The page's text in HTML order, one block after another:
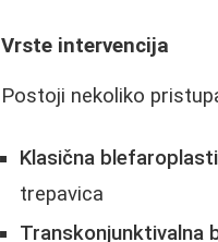
Vrste intervencija
Postoji nekoliko
Klasična
trepavica
Transkonjunktivalna